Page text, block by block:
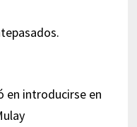
en introducirse en